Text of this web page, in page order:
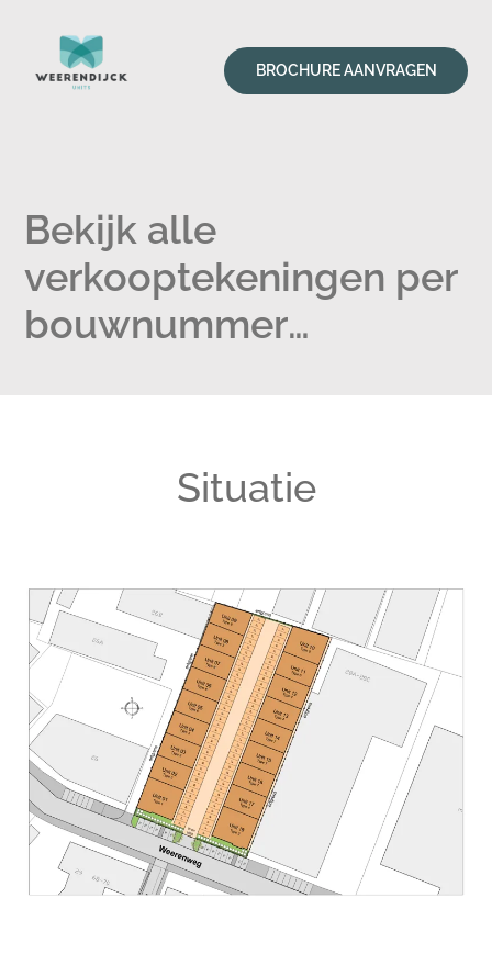
BROCHURE AANVRAGEN
Bekijk alle
verkooptekeningen per
bouwnummer
Situatie